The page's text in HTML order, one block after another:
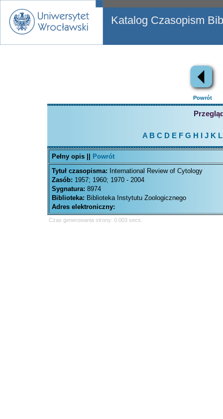
Katalog Czasopism
Powrót
A B C D EFG H J K L
Pełny opis ||
Powrót
Tytuł czasopisma: International Review of Cytology
Zasób: 1957; 1960; 1970 - 2004
Sygnatura: 8974
Biblioteka: Biblioteka Instytutu Zoologicznego
Adres elektroniczny:
Czas generowania strony: 0.003 secs.